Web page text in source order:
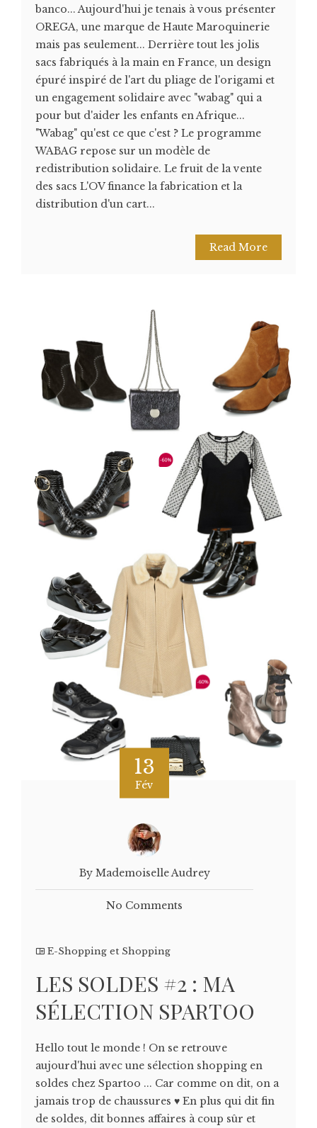
banco... Aujourd'hui je tenais à vous présenter
OREGA, une marque de Haute Maroquinerie
mais pas seulement... Derrière tout les jolis
sacs fabriqués à la main en France, un design
épuré inspiré de l'art du pliage de l'origami et
un engagement solidaire avec "wabag" qui a
pour but d'aider les enfants en Afrique...
"Wabag" qu'est ce que c'est ? Le programme
WABAG repose sur un modèle de
redistribution solidaire. Le fruit de la vente
des sacs L'OV finance la fabrication et la
distribution d'un cart...
Read More
13
Fév
By Mademoiselle Audrey
No Comments
E-Shopping et Shopping
LES SOLDES #2 : MA
SÉLECTION SPARTOO
Hello tout le monde ! On se retrouve
aujourd'hui avec une sélection shopping en
soldes chez Spartoo ... Car comme on dit, on a
jamais trop de chaussures ♥ En plus qui dit fin
de soldes, dit bonnes affaires à coup sûr et